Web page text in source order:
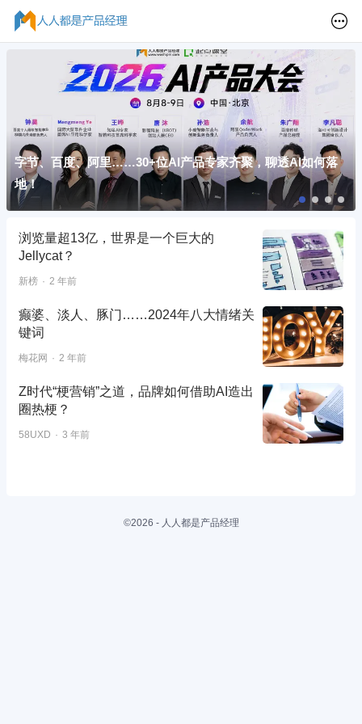
字节、百度、阿里……30+位AI产品专家齐聚，聊透AI如何落
地！
浏览量超13亿，世界是一个巨大的
Jellycat？
新榜 2 年前
癫婆、淡人、豚门……2024年八大情绪关
键词
梅花网 2 年前
Z时代“梗营销”之道，品牌如何借助AI造出
圈热梗？
58UXD 3 年前
©2026 - 人人都是产品经理